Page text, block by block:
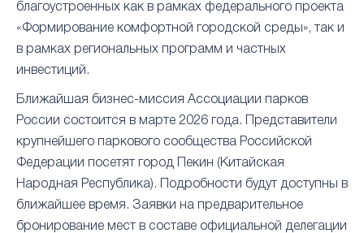
благоустроенных как в рамках федерального проекта
«Формирование комфортной городской среды», так и
в рамках региональных программ и частных
инвестиций.
Ближайшая бизнес-миссия Ассоциации парков
России состоится в марте 2026 года. Представители
крупнейшего паркового сообщества Российской
Федерации посетят город Пекин (Китайская
Народная Республика). Подробности будут доступны в
ближайшее время. Заявки на предварительное
бронирование мест в составе официальной делегации